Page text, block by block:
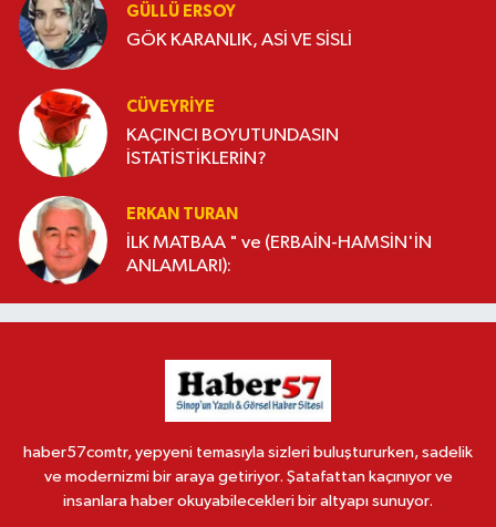
GÜLLÜ ERSOY
GÖK KARANLIK, ASİ VE SİSLİ
CÜVEYRIYE
KAÇINCI BOYUTUNDASIN
İSTATİSTİKLERİN?
ERKAN TURAN
İLK MATBAA " ve (ERBAİN-HAMSİN'İN
ANLAMLARI):
haber57comtr, yepyeni temasıyla sizleri buluştururken, sadelik
ve modernizmi bir araya getiriyor. Şatafattan kaçınıyor ve
insanlara haber okuyabilecekleri bir altyapı sunuyor.